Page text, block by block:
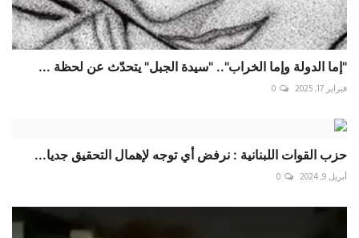
"إما الدولة وإما الخراب".. "سيدة الجبل" يتحدّث عن لحظة ...
فبراير 17, 2025 0
حزب القوات اللبنانية : نرفض أي توجه لإهمال التحقيق جديا...
أبريل 9, 2024 0